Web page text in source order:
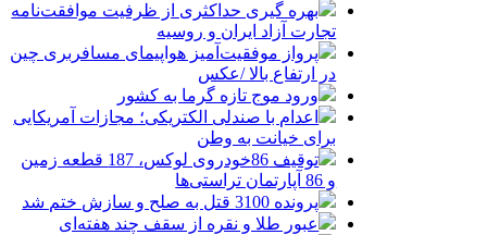
بهره گیری حداکثری از ظرفیت موافقت‌نامه
تجارت آزاد ایران و روسیه
پرواز موفقیت‌آمیز هواپیمای مسافربری چین
در ارتفاع بالا /عکس
ورود موج تازه گرما به کشور
اعدام با صندلی الکتریکی؛ مجازات آمریکایی
برای خیانت به وطن
توقیف 86خودروی لوکس، 187 قطعه زمین
و 86 آپارتمان تراستی‌ها
پرونده 3100 قتل به صلح و سازش ختم شد
عبور طلا و نقره از سقف چند هفته‌ای